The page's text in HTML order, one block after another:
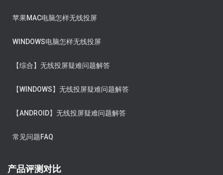
苹果MAC电脑怎样无线投屏
WINDOWS电脑怎样无线投屏
【综合】无线投屏疑难问题解答
【WINDOWS】无线投屏疑难问题解答
【ANDROID】无线投屏疑难问题解答
常见问题FAQ
产品评测对比